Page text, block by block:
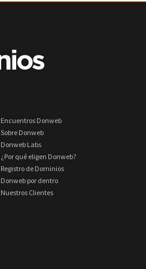
Encuentros Donweb
Sobre Donweb
Donweb Labs
¿Por qué eligen Donweb?
Registro de Dominios
Donweb por dentro
Nuestros Clientes